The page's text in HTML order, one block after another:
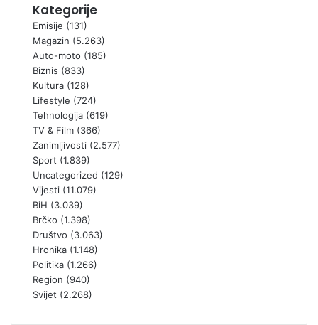
Kategorije
Emisije (131)
Magazin (5.263)
Auto-moto (185)
Biznis (833)
Kultura (128)
Lifestyle (724)
Tehnologija (619)
TV & Film (366)
Zanimljivosti (2.577)
Sport (1.839)
Uncategorized (129)
Vijesti (11.079)
BiH (3.039)
Brčko (1.398)
Društvo (3.063)
Hronika (1.148)
Politika (1.266)
Region (940)
Svijet (2.268)